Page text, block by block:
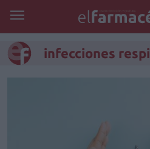
infecciones